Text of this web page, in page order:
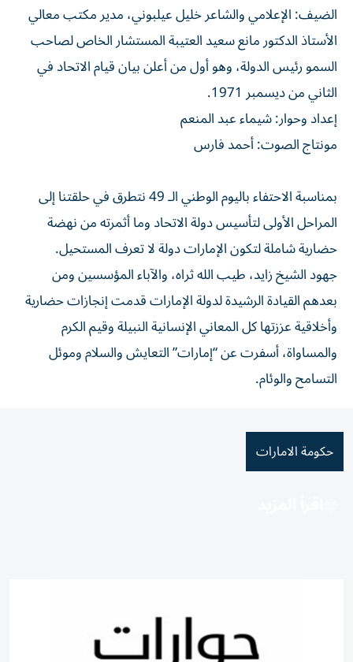
الضيف: الإعلامي والشاعر خليل عيلبوني، مدير مكتب معالي
الأستاذ الدكتور مانع سعيد العتيبة المستشار الخاص لصاحب
السمو رئيس الدولة، وهو أول من أعلن بيان قيام الاتحاد في
الثاني من ديسمبر 1971.
إعداد وحوار: شيماء عبد المنعم
مونتاج الصوت: أحمد فارس
بمناسبة الاحتفاء باليوم الوطني الـ 49 نتطرق في حلقتنا إلى
المراحل الأولى لتأسيس دولة الاتحاد وما أثمرته من نهضة
حضارية شاملة لتكون الإمارات دولة لا تعرف المستحيل.
جهود الشيخ زايد، طيب الله ثراه، والآباء المؤسسين ومن
بعدهم القيادة الرشيدة لدولة الإمارات قدمت إنجازات حضارية
وأخلاقية عززتها كل المعاني الإنسانية النبيلة وقيم الكرم
والمساواة، أسفرت عن “إمارات” التعايش والسلام وموئل
التسامح والوئام.
حكومة الامارات